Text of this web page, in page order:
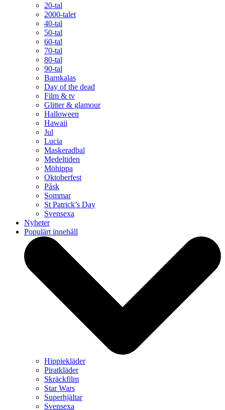
20-tal
2000-talet
40-tal
50-tal
60-tal
70-tal
80-tal
90-tal
Barnkalas
Day of the dead
Film & tv
Glitter & glamour
Halloween
Hawaii
Jul
Lucia
Maskeradbal
Medeltiden
Möhippa
Oktoberfest
Påsk
Sommar
St Patrick’s Day
Svensexa
Nyheter
Populärt innehåll
Hippiekläder
Piratkläder
Skräckfilm
Star Wars
Superhjältar
Svensexa